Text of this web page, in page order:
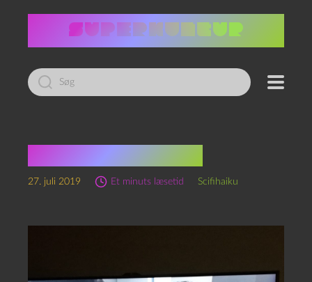
Led
efter:
27. juli 2019 Et minuts læsetid Scifihaiku